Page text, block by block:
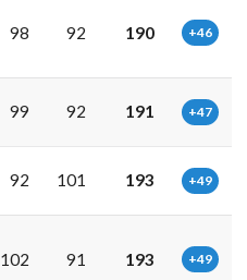
98 92 190 +46
99 92 191 +47
92 101 193 +49
102 91 193 +49